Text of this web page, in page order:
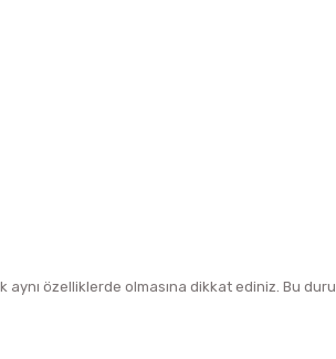
özelliklerde olmasına dikkat ediniz. Bu